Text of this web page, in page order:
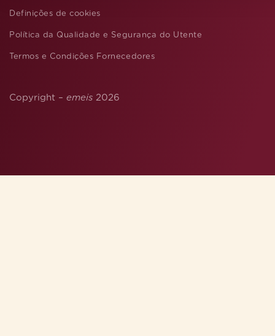
Definições de cookies
Política da Qualidade e Segurança do Utente
Termos e Condições Fornecedores
Copyright – emeis 2026